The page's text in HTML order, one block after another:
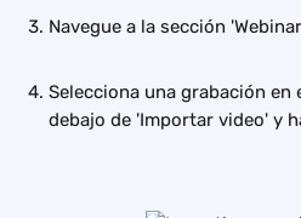
Navegue a la sección
Selecciona una grabación en
debajo de 'Importar video' y